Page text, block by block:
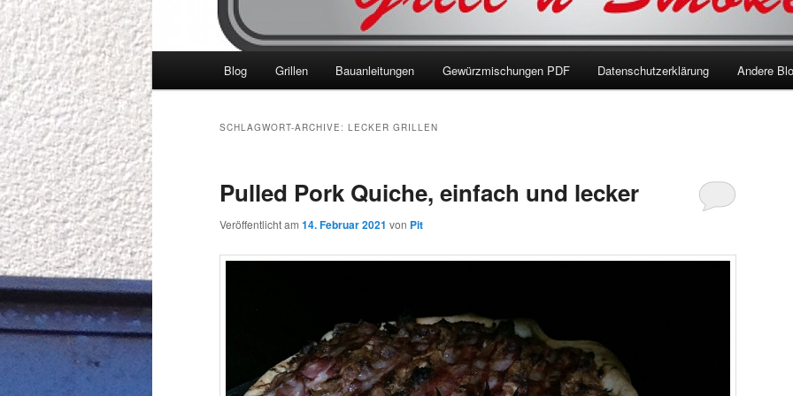
Blog Grillen Bauanleitungen Gewürzmischungen PDF Datenschutzerklärung Andere
SCHLAGWORT-ARCHIVE: LECKER GRILLEN
Pulled Pork Quiche, einfach und lecker
Veröffentlicht am 14. Februar 2021 von Pit